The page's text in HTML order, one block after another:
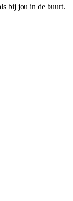
bij jou in de buurt.